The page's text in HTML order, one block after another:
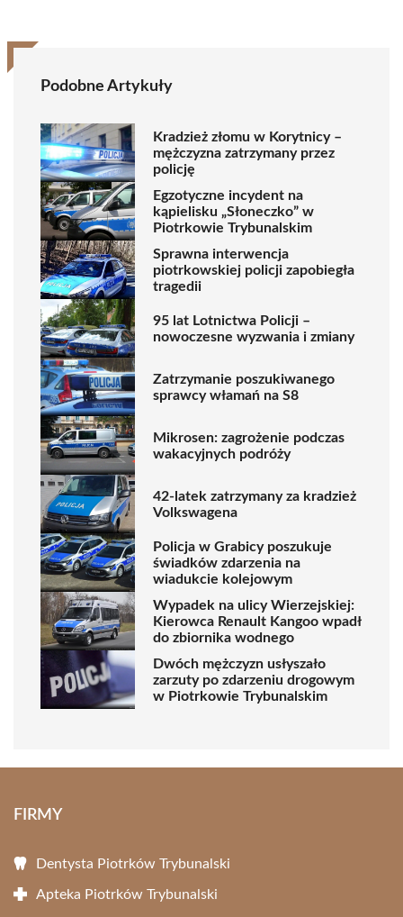
Podobne Artykuły
Kradzież złomu w Korytnicy –
mężczyzna zatrzymany przez
policję
Egzotyczne incydent na
kąpielisku „Słoneczko” w
Piotrkowie Trybunalskim
Sprawna interwencja
piotrkowskiej policji zapobiegła
tragedii
95 lat Lotnictwa Policji –
nowoczesne wyzwania i zmiany
Zatrzymanie poszukiwanego
sprawcy włamań na S8
Mikrosen: zagrożenie podczas
wakacyjnych podróży
42-latek zatrzymany za kradzież
Volkswagena
Policja w Grabicy poszukuje
świadków zdarzenia na
wiadukcie kolejowym
Wypadek na ulicy Wierzejskiej:
Kierowca Renault Kangoo wpadł
do zbiornika wodnego
Dwóch mężczyzn usłyszało
zarzuty po zdarzeniu drogowym
w Piotrkowie Trybunalskim
FIRMY
Dentysta Piotrków Trybunalski
Apteka Piotrków Trybunalski